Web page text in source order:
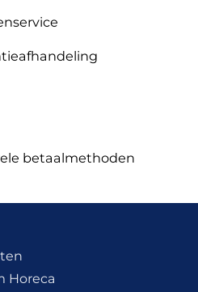
betaalmethoden
Horeca